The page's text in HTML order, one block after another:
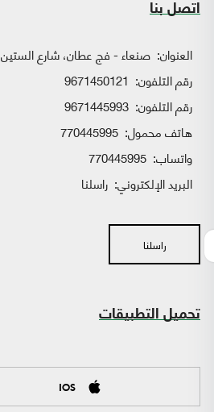
اتصل بنا
العنوان: صنعاء - فج عطان، شارع الستين
رقم التلفون: 9671450121
رقم التلفون: 9671445993
هاتف محمول: 770445995
واتساب:
البريد الإلكتروني: راسلنا
راسلنا
تحميل التطبيقات
IOS